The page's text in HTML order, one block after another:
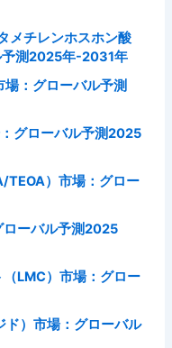
メチレンホスホン酸
予測2025年-2031年
：グローバル予測
グローバル予測2025
TEOA）市場：グロー
ーバル予測2025
LMC）市場：グロー
ド）市場：グローバル